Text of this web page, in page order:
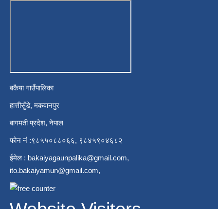
बकैया गाउँपालिका
हात्तीसुँडे, मकवानपुर
बागमती प्रदेश, नेपाल
फोन नं :९८५५०८८०६६, ९८४५९०४६८२
ईमेल : bakaiyagaunpalika@gmail.com,
ito.bakaiyamun@gmail.com,